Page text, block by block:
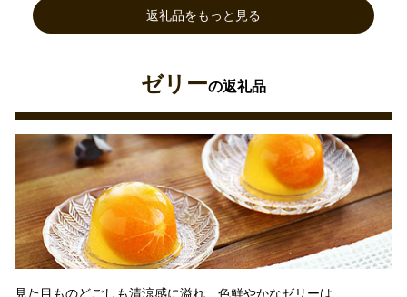
返礼品をもっと見る
ゼリーの返礼品
見た目ものどごしも清涼感に溢れ、色鮮やかなゼリーは、